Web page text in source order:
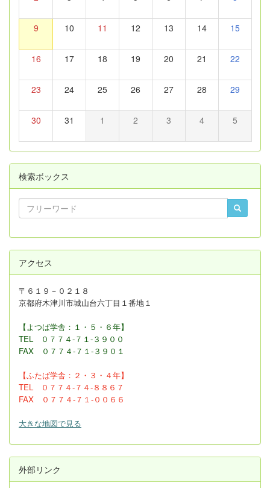
9 10 11 12 13 14 15
16 17 18 19 20 21 22
23 24 25 26 27 28 29
30 31 1 2 3 4 5
検索ボックス
アクセス
〒６１９－０２１８
京都府木津川市城山台六丁目１番地１
【よつば学舎：１・５・６年】
TEL ０７７４-７１-３９００
FAX
０７７４-７１-３９０１
【ふたば学舎：２・３ ・４年】
TEL ０７７４-７４-８８６７
FAX ０７７４-７１-００６６
大きな地図で見る
外部リンク